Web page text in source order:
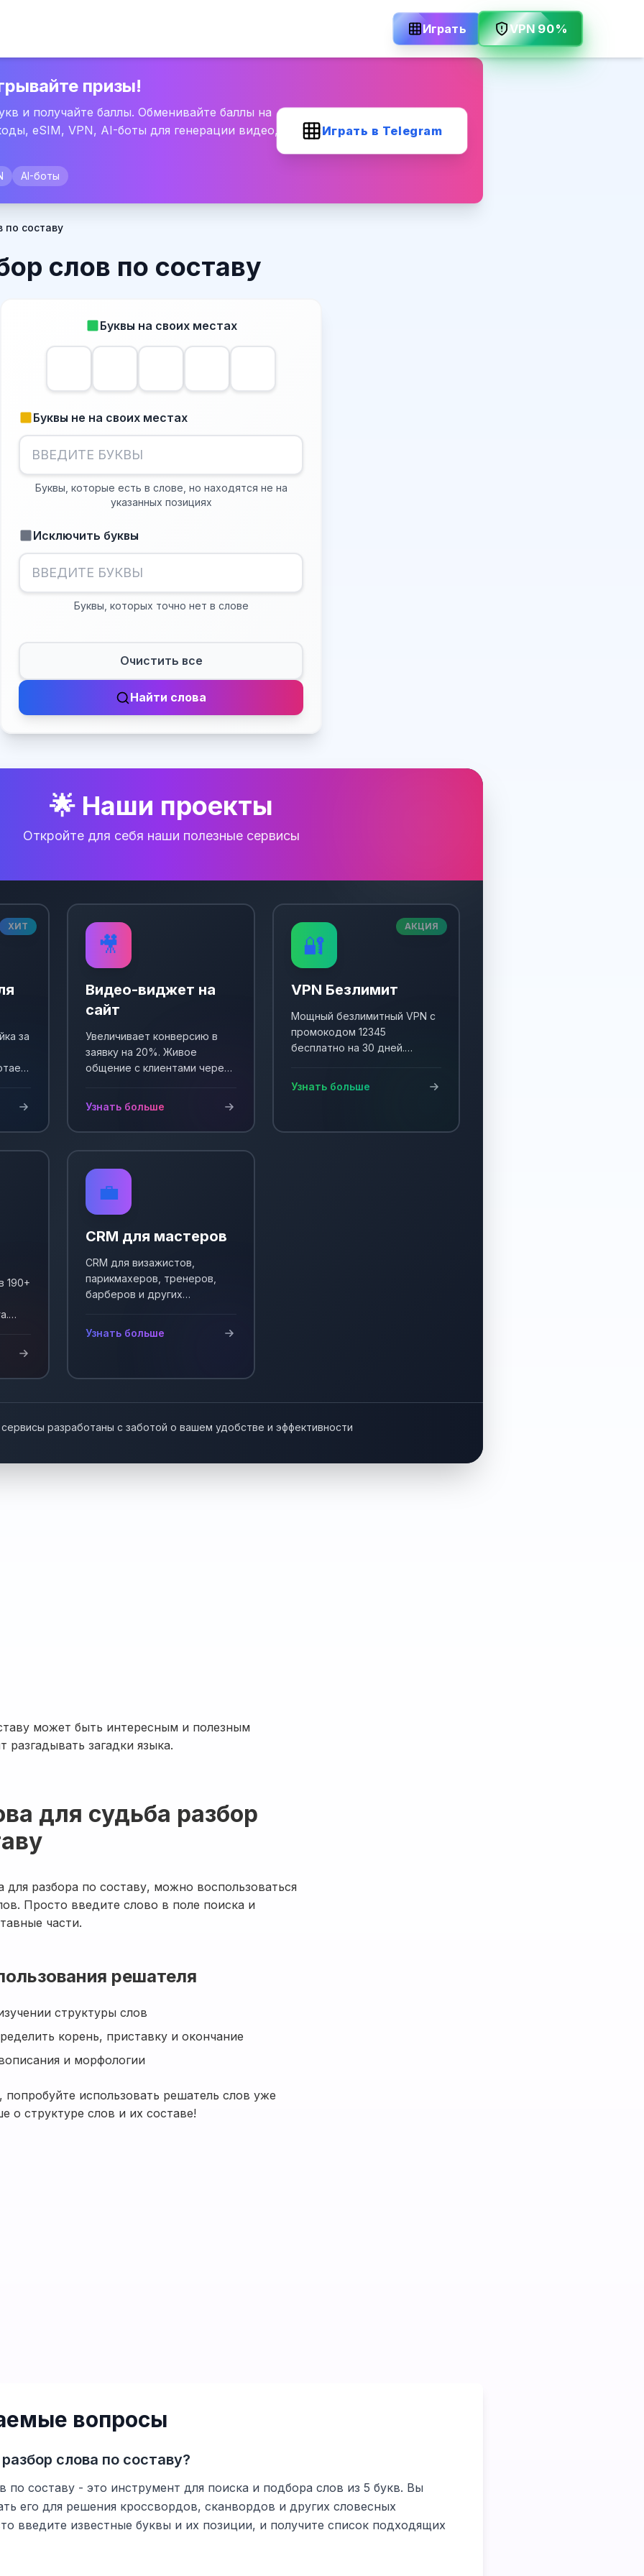
Играть VPN 90%
призы!
и получайте баллы. Обменивайте баллы на
eSIM, VPN, AI-боты для генерации видео,
AI-боты
Играть в Telegram
по составу
слов по составу
Буквы на своих местах
Буквы не на своих местах
Буквы, которые есть в слове, но находятся не на
указанных позициях
Исключить буквы
Буквы, которых точно нет в слове
Очистить все
Найти слова
🌟 Наши проекты
Откройте для себя наши полезные сервисы
ХИТ
за
🎥
Видео-виджет на
сайт
Увеличивает конверсию в
заявку на 20%. Живое
общение с клиентами через
Узнать больше
АКЦИЯ
🔐
VPN Безлимит
Мощный безлимитный VPN с
промокодом 12345
бесплатно на 30 дней.
Узнать больше
190+
💼
CRM для мастеров
CRM для визажистов,
парикмахеров, тренеров,
барберов и других
Узнать больше
сервисы разработаны с заботой о вашем удобстве и эффективности
может быть интересным и полезным
разгадывать загадки языка.
для судьба разбор
для разбора по составу, можно воспользоваться
Просто введите слово в поле поиска и
части.
решателя
структуры слов
корень, приставку и окончание
и морфологии
использовать решатель слов уже
о структуре слов и их составе!
вопросы
слова по составу?
по составу - это инструмент для поиска и подбора слов из 5 букв. Вы
его для решения кроссвордов, сканвордов и других словесных
введите известные буквы и их позиции, и получите список подходящих